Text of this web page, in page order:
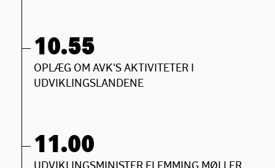
10.55
OPLÆG OM AVK'S AKTIVITETER I
UDVIKLINGSLANDENE
11.00